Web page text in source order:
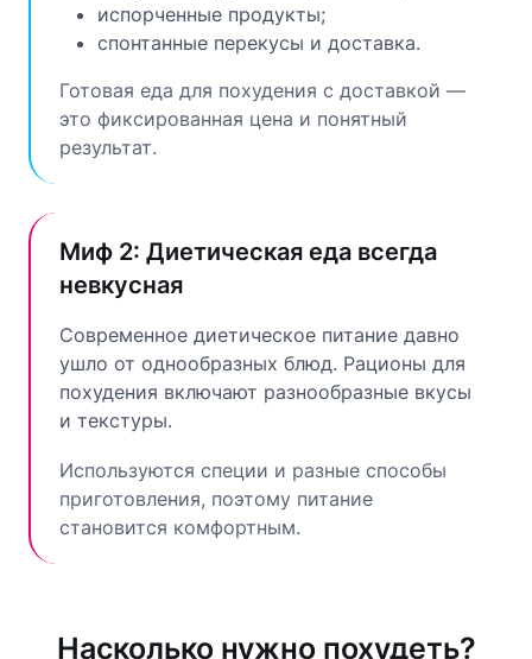
испорченные продукты;
спонтанные перекусы и доставка.
Готовая еда для похудения с доставкой —
это фиксированная цена и понятный
результат.
Миф 2: Диетическая еда всегда
невкусная
Современное диетическое питание давно
ушло от однообразных блюд. Рационы для
похудения включают разнообразные вкусы
и текстуры.
Используются специи и разные способы
приготовления, поэтому питание
становится комфортным.
Насколько нужно похудеть?